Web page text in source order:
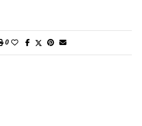
parla della tenerezza parte dalla
si fa fatica a vivere e a pensare la
0